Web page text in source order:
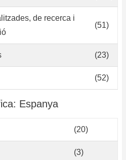
de recerca i
(51)
(23)
(52)
Espanya
(20)
(3)